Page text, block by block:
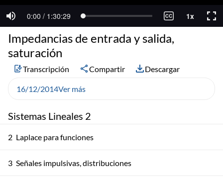
Sistemas Lineales 2
2 Laplace para funciones
3 Señales impulsivas, distribuciones
Impedancias de entrada y salida,
saturación
Transcripción Compartir Descargar
16/12/2014Ver más